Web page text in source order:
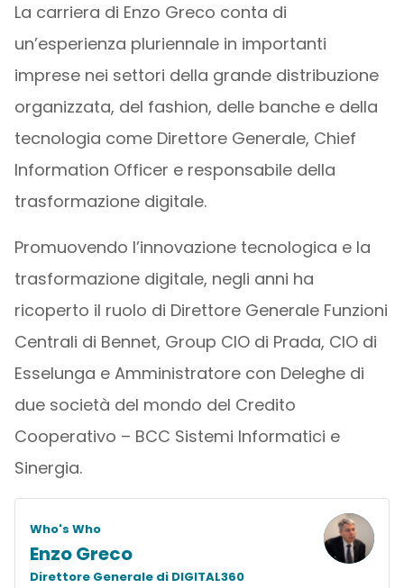
La carriera di Enzo Greco conta di
un’esperienza pluriennale in importanti
imprese nei settori della grande distribuzione
organizzata, del fashion, delle banche e della
tecnologia come Direttore Generale, Chief
Information Officer e responsabile della
trasformazione digitale.
Promuovendo l’innovazione tecnologica e la
trasformazione digitale, negli anni ha
ricoperto il ruolo di Direttore Generale Funzioni
Centrali di Bennet, Group CIO di Prada, CIO di
Esselunga e Amministratore con Deleghe di
due società del mondo del Credito
Cooperativo – BCC Sistemi Informatici e
Sinergia.
Who's Who
Enzo Greco
Direttore Generale di DIGITAL360